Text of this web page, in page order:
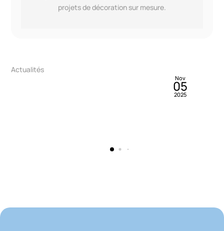
projets de décoration sur mesure.
PLAFOND TENDU AU